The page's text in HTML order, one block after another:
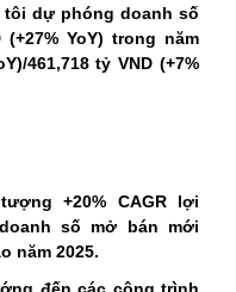
tôi dự phóng doanh số
YoY) trong năm
461,718 tỷ VND (+7%
+20% CAGR lợi
số mở bán mới
năm 2025.